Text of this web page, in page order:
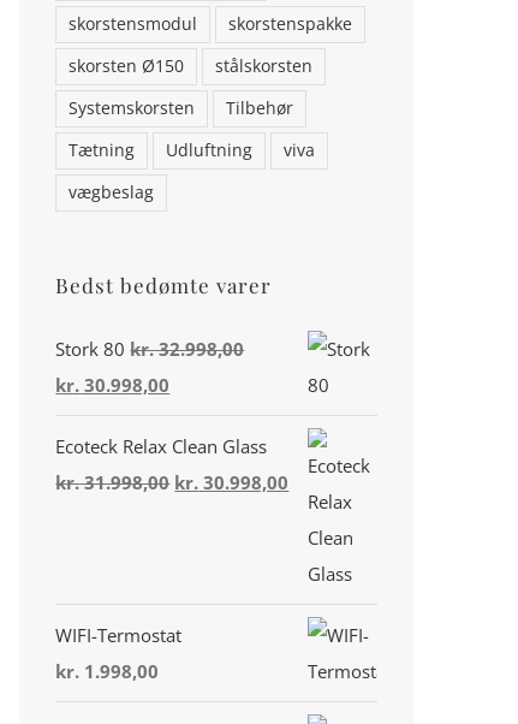
skorstensmodul
skorstenspakke
skorsten Ø150
stålskorsten
Systemskorsten
Tilbehør
Tætning
Udluftning
viva
vægbeslag
Bedst bedømte varer
Stork 80 kr.32.998,00
Den
oprindelige
pris
var:
kr. 30.998,00
aktuelle
pris
er:
Ecoteck Relax Clean Glass
kr.31.998,00 Den
kr. 31.998,00.
kr. 30.998,00 Den
aktuelle
pris
kr. 30.998,00.
WIFI-Termostat
kr. 1.998,00
Din konto
Miljø & Ansvarlighed
Handelsbetingelser
Privatlivspolitik
Cookiepolitik (EU)